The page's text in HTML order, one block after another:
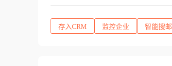
存入CRM 监控企业 智能搜邮